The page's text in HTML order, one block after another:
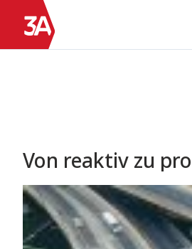
content
Homepage
Von reaktiv zu